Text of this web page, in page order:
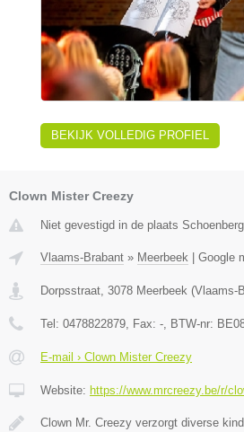
BEKIJK VOLLEDIG PROFIEL
Clown Mister Creezy
Niet gevestigd in de plaats
Vlaams-Brabant » Meerbeek Google
Dorpsstraat, 3078 Meerbeek (Vlaams-
Tel: 0478822879, Fax: -, BTW-nr:
E-mail › Clown Mister Creezy
Website: https://www.mrcreezy.be/r/
Clown Mr. Creezy verzorgt diverse